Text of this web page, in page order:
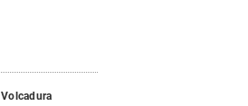
Volcadura